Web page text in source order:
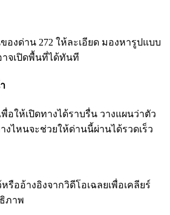
องด่าน 272 ให้ละเอียด มองหารูปแบบ
จเปิดพื้นที่ได้ทันที
อให้เปิดทางได้ราบรื่น วางแผนว่าตัว
ไหนจะช่วยให้ด่านนี้ผ่านได้รวดเร็ว
รืออ้างอิงจากวิดีโอเฉลยเพื่อเคลียร์
ภาพ